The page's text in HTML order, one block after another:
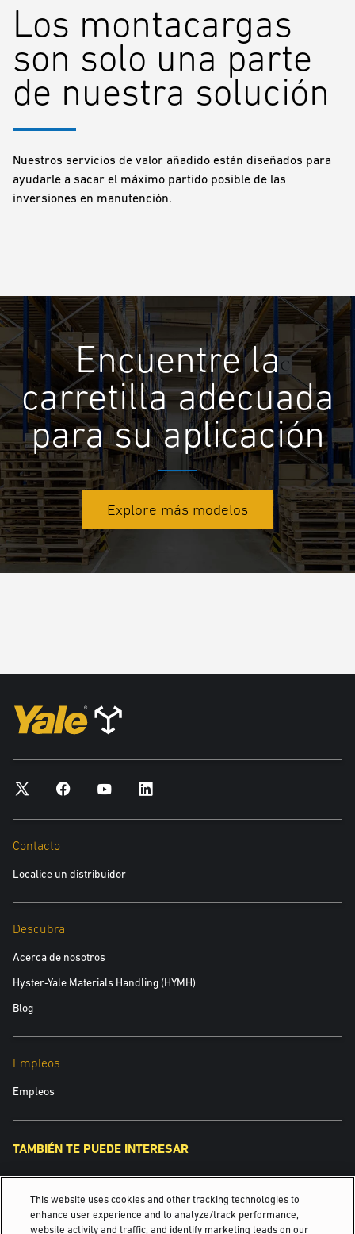
Los montacargas
son solo una parte
de nuestra solución
Nuestros servicios de valor añadido están diseñados para
ayudarle a sacar el máximo partido posible de las
inversiones en manutención.
Encuentre la
carretilla adecuada
para su aplicación
Explore más modelos
Contacto
Localice un distribuidor
Descubra
Acerca de nosotros
Hyster-Yale Materials Handling (HYMH)
Blog
Empleos
Empleos
TAMBIÉN TE PUEDE INTERESAR
Inspirando soluciones desde 1875.
¿Cómo evolucionará su almacén en los próximos 5 años?
This website uses cookies and other tracking technologies to
enhance user experience and to analyze/track performance,
website activity and traffic, and identify marketing leads on our